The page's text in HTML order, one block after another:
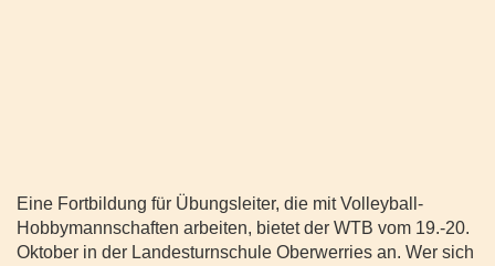
Eine Fortbildung für Übungsleiter, die mit Volleyball-
Hobbymannschaften arbeiten, bietet der WTB vom 19.-20.
Oktober in der Landesturnschule Oberwerries an. Wer sich